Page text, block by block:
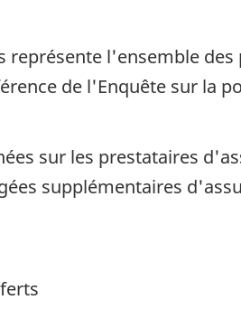
représente l'ensemble
de l'Enquête sur la
sur les prestataires
supplémentaires